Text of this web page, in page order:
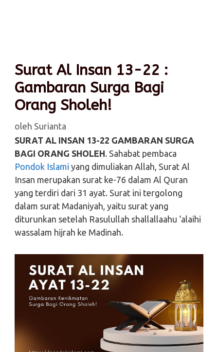
Surat Al Insan 13-22 :
Gambaran Surga Bagi
Orang Sholeh!
oleh Surianta
SURAT AL INSAN 13-22 GAMBARAN SURGA
BAGI ORANG SHOLEH. Sahabat pembaca
Pondok Islami yang dimuliakan Allah, Surat Al
Insan merupakan surat ke-76 dalam Al Quran
yang terdiri dari 31 ayat. Surat ini tergolong
dalam surat Madaniyah, yaitu surat yang
diturunkan setelah Rasulullah shallallaahu ‘alaihi
wassalam hijrah ke Madinah.